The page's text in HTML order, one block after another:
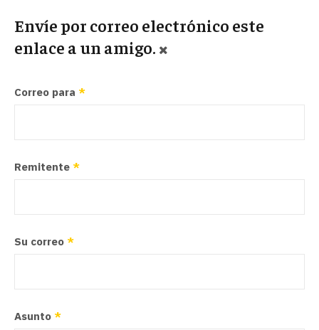
Envíe por correo electrónico este
enlace a un amigo.
Correo para *
Remitente *
Su correo *
Asunto *